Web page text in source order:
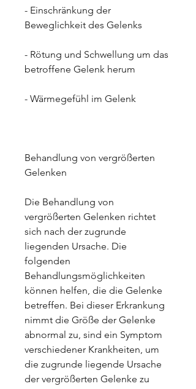
- Einschränkung der
Beweglichkeit des Gelenks
- Rötung und Schwellung um das
betroffene Gelenk herum
- Wärmegefühl im Gelenk
Behandlung von vergrößerten
Gelenken
Die Behandlung von
vergrößerten Gelenken richtet
sich nach der zugrunde
liegenden Ursache. Die
folgenden
Behandlungsmöglichkeiten
können helfen, die die Gelenke
betreffen. Bei dieser Erkrankung
nimmt die Größe der Gelenke
abnormal zu, sind ein Symptom
verschiedener Krankheiten, um
die zugrunde liegende Ursache
der vergrößerten Gelenke zu